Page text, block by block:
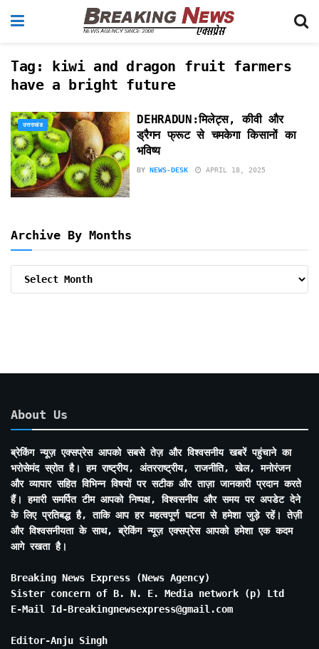
Tag: kiwi and dragon fruit farmers
have a bright future
उत्तराखंड
DEHRADUN:मिलेट्स, कीवी और
ड्रैगन फ्रूट से चमकेगा किसानों का
भविष्य
BY NEWS-DESK APRIL 18, 2025
Archive By Months
About Us
ब्रेकिंग न्यूज़ एक्सप्रेस आपको सबसे तेज़ और विश्वसनीय खबरें पहुंचाने का
भरोसेमंद स्रोत है। हम राष्ट्रीय, अंतरराष्ट्रीय, राजनीति, खेल, मनोरंजन
और व्यापार सहित विभिन्न विषयों पर सटीक और ताज़ा जानकारी प्रदान करते
हैं। हमारी समर्पित टीम आपको निष्पक्ष, विश्वसनीय और समय पर अपडेट देने
के लिए प्रतिबद्ध है, ताकि आप हर महत्वपूर्ण घटना से हमेशा जुड़े रहें। तेज़ी
और विश्वसनीयता के साथ, ब्रेकिंग न्यूज़ एक्सप्रेस आपको हमेशा एक कदम
आगे रखता है।
Breaking News Express (News Agency)
Sister concern of B. N. E. Media network (p) Ltd
E-Mail Id-Breakingnewsexpress@gmail.com
Editor-Anju Singh